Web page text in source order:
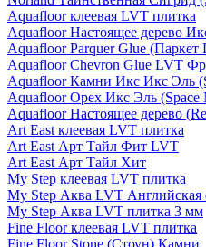
Aquafloor клеевая LVT плитка
Aquafloor Настоящее дерево
Aquafloor Parquer Glue (Паркет
Aquafloor Chevron Glue LVT
Aquafloor Камни Икс Икс Эль
Aquafloor Орех Икс Эль
Aquafloor Настоящее дерево
Art East клеевая LVT плитка
Art East Арт Тайл Фит LVT
Art East Арт Тайл Хит
My Step клеевая LVT плитка
My Step Аква LVT Английская
My Step Аква LVT плитка 3 мм
Fine Floor клеевая LVT плитка
Fine Floor Stone (Стоун) Камни